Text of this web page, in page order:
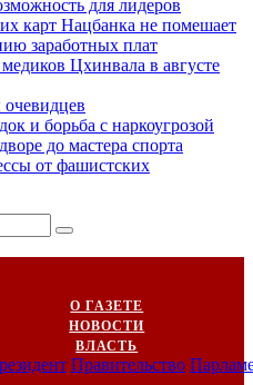
для лидеров
карт Нацбанка не помешает
заработных плат
Цхинвала в августе
и борьба с наркоугрозой
до мастера спорта
от фашистских
О ГАЗЕТЕ
НОВОСТИ
ВЛАСТЬ
Правительство